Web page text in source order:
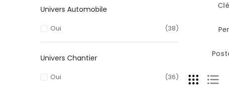
Univers Automobile
Oui (38)
Univers Chantier
Oui (36)